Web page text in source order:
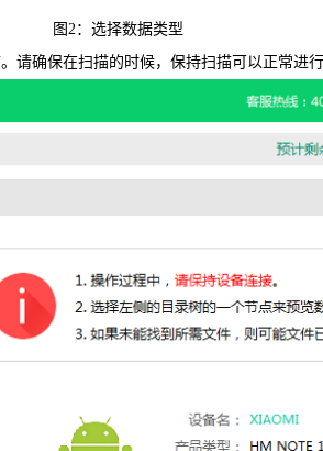
图2：选择数据类型
确保在扫描的时候，保持扫描可以正常进